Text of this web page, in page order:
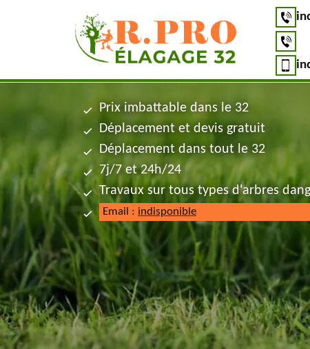
Prix imbattable dans le 32
Déplacement et devis gratuit
Déplacement dans tout le 32
7j/7 et 24h/24
Travaux sur tous types d'arbres
Email : indisponible